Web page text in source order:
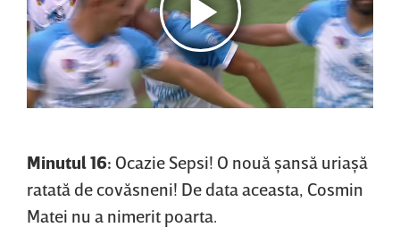
Minutul 16: Ocazie Sepsi! O nouă şansă uriaşă
ratată de covăsneni! De data aceasta, Cosmin
Matei nu a nimerit poarta.